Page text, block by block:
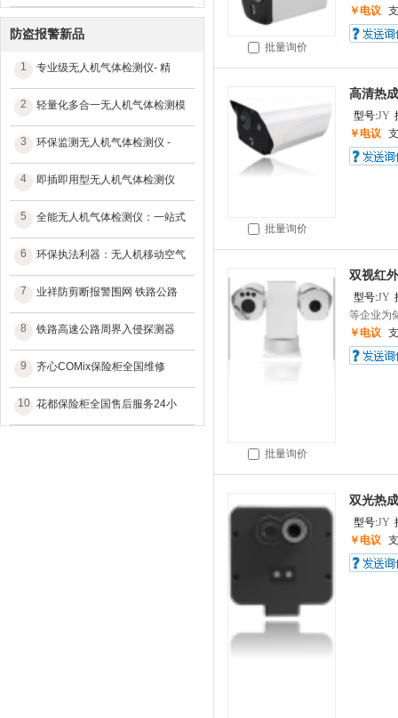
防盗报警新品
1 专业级无人机气体检测仪- 精
2 轻量化多合一无人机气体检测模
3 环保监测无人机气体检测仪 -
4 即插即用型无人机气体检测仪
5 全能无人机气体检测仪：一站式
6 环保执法利器：无人机移动空气
7 业祥防剪断报警围网 铁路公路
8 铁路高速公路周界入侵探测器
9 齐心COMix保险柜全国维修
10 花都保险柜全国售后服务24小
批量询价
￥电议
批量询价
高清热
型号:JY
￥电议
批量询价
双视红
型号:JY
等企业为
￥电议
双光热
型号:JY
￥电议